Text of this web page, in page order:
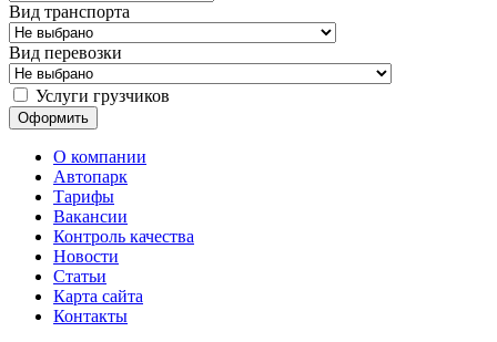
Вид транспорта
Вид перевозки
Услуги грузчиков
О компании
Автопарк
Тарифы
Вакансии
Контроль качества
Новости
Статьи
Карта сайта
Контакты